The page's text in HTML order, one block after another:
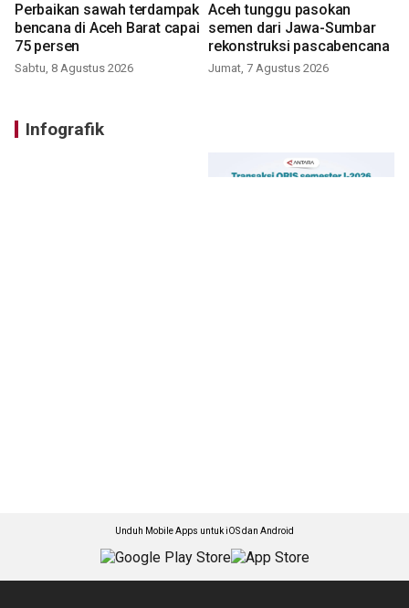
Perbaikan sawah terdampak
bencana di Aceh Barat capai
75 persen
Sabtu, 8 Agustus 2026
Aceh tunggu pasokan
semen dari Jawa-Sumbar
rekonstruksi pascabencana
Jumat, 7 Agustus 2026
Infografik
Unduh Mobile Apps untuk iOS dan Android